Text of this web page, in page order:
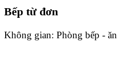
Bếp từ đơn
Không gian: Phòng bếp - ăn